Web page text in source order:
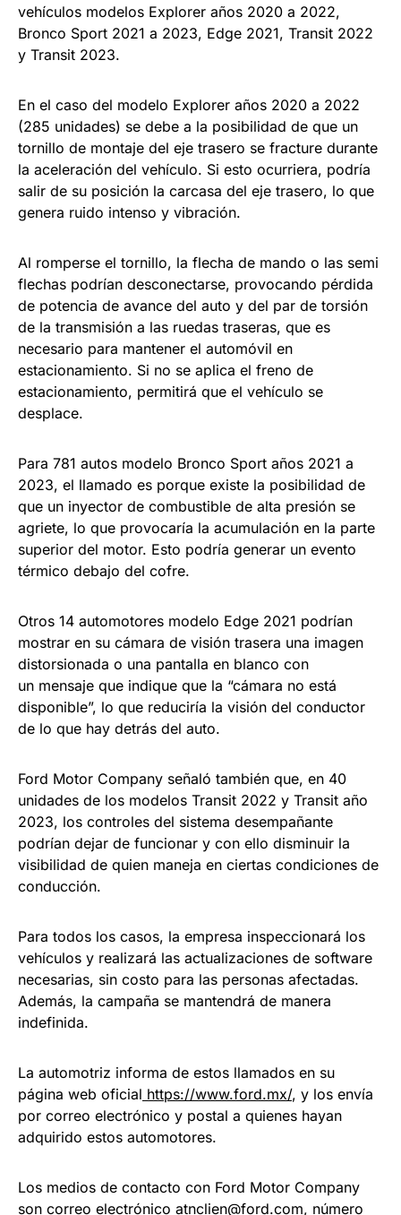
vehículos modelos Explorer años 2020 a 2022,
Bronco Sport 2021 a 2023, Edge 2021, Transit 2022
y Transit 2023.
En el caso del modelo Explorer años 2020 a 2022
(285 unidades) se debe a la posibilidad de que un
tornillo de montaje del eje trasero se fracture durante
la aceleración del vehículo. Si esto ocurriera, podría
salir de su posición la carcasa del eje trasero, lo que
genera ruido intenso y vibración.
Al romperse el tornillo, la flecha de mando o las semi
flechas podrían desconectarse, provocando pérdida
de potencia de avance del auto y del par de torsión
de la transmisión a las ruedas traseras, que es
necesario para mantener el automóvil en
estacionamiento. Si no se aplica el freno de
estacionamiento, permitirá que el vehículo se
desplace.
Para 781 autos modelo Bronco Sport años 2021 a
2023, el llamado es porque existe la posibilidad de
que un inyector de combustible de alta presión se
agriete, lo que provocaría la acumulación en la parte
superior del motor. Esto podría generar un evento
térmico debajo del cofre.
Otros 14 automotores modelo Edge 2021 podrían
mostrar en su cámara de visión trasera una imagen
distorsionada o una pantalla en blanco con
un mensaje que indique que la “cámara no está
disponible”, lo que reduciría la visión del conductor
de lo que hay detrás del auto.
Ford Motor Company señaló también que, en 40
unidades de los modelos Transit 2022 y Transit año
2023, los controles del sistema desempañante
podrían dejar de funcionar y con ello disminuir la
visibilidad de quien maneja en ciertas condiciones de
conducción.
Para todos los casos, la empresa inspeccionará los
vehículos y realizará las actualizaciones de software
necesarias, sin costo para las personas afectadas.
Además, la campaña se mantendrá de manera
indefinida.
La automotriz informa de estos llamados en su
página web oficial https://www.ford.mx/, y los envía
por correo electrónico y postal a quienes hayan
adquirido estos automotores.
Los medios de contacto con Ford Motor Company
son correo electrónico atnclien@ford.com, número